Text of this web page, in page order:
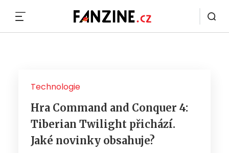
Technologie
Hra Command and Conquer 4:
Tiberian Twilight přichází.
Jaké novinky obsahuje?